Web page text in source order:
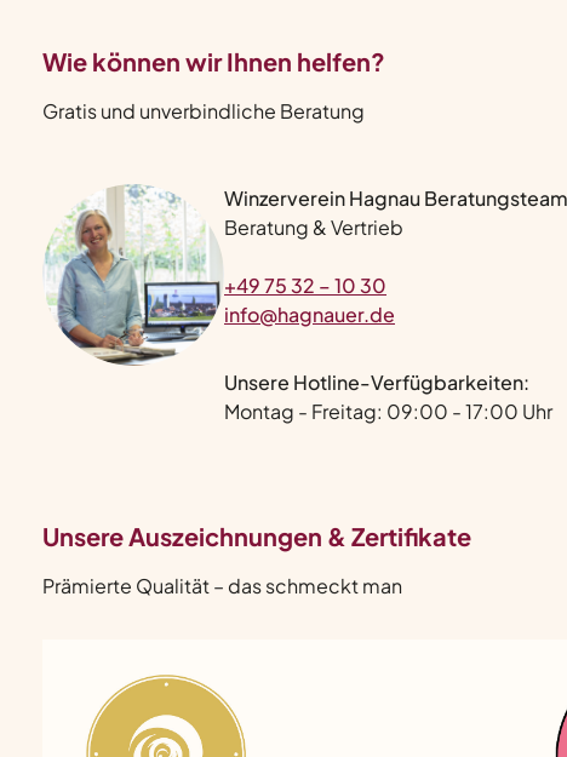
Wie können wir Ihnen helfen?
Gratis und unverbindliche Beratung
Winzerverein Hagnau Beratungsteam
Beratung & Vertrieb
+49 75 32 – 10 30
info@hagnauer.de
Unsere Hotline-Verfügbarkeiten:
Montag - Freitag: 09:00 - 17:00 Uhr
Unsere Auszeichnungen & Zertifikate
Prämierte Qualität – das schmeckt man